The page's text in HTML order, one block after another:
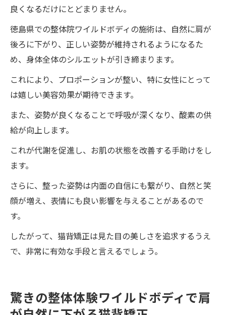
良くなるだけにとどまりません。
徳島県での整体院ワイルドボディの施術は、自然に肩が
後ろに下がり、正しい姿勢が維持されるようになるた
め、身体全体のシルエットが引き締まります。
これにより、プロポーションが整い、特に女性にとって
は嬉しい美容効果が期待できます。
また、姿勢が良くなることで呼吸が深くなり、酸素の供
給が向上します。
これが代謝を促進し、お肌の状態を改善する手助けをし
ます。
さらに、整った姿勢は内面の自信にも繋がり、自然と笑
顔が増え、表情にも良い影響を与えることがあるので
す。
したがって、猫背矯正は見た目の美しさを追求するうえ
で、非常に有効な手段と言えるでしょう。
驚きの整体体験ワイルドボディで肩